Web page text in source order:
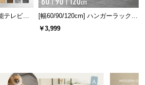
高さ
ったり
レビボ
収納・
[幅60/90/120cm] ハンガーラック
スチール 4段階高さ調節 サイドフ
ック オープンラック シンプル
￥3,999